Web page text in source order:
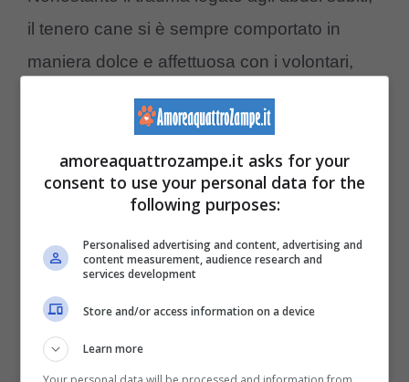
il tenero cane si è sempre comportato in
maniera dolce e affettuosa con i volontari,
anzi ama stare a contatto con le persone.
Il suo animo buono e dolce non è passato
inosservato, anche se il suo sogno di trovare
casa non si è ancora realizzato.
Un sostenitore dellaMSPCA-Angell, toccato
dalla triste storia della cagnolina e
impossibilitato ad adottala, le ha inviato un
pacco con giochi e leccornie tutto per lei.
amoreaquattrozampe.it asks for your
consent to use your personal data for the
following purposes:
Personalised advertising and content, advertising and
content measurement, audience research and
services development
Store and/or access information on a device
Learn more